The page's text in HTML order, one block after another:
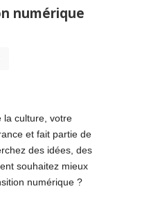
numérique
la culture, votre
et fait partie de
des idées, des
souhaitez mieux
numérique ?